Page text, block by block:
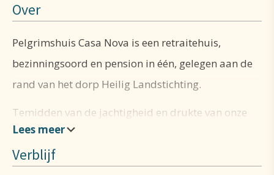
Over
Pelgrimshuis Casa Nova is een retraitehuis,
bezinningsoord en pension in één, gelegen aan de
rand van het dorp Heilig Landstichting.
Temidden van de jachtigheid en drukte van onze
moderne samenleving wordt het steeds moeilijker
om de rust en de stilte te vinden.
Verblijf